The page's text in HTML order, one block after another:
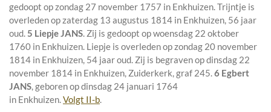
gedoopt op zondag 27 november 1757 in Enkhuizen. Trijntje is
overleden op zaterdag 13 augustus 1814 in Enkhuizen, 56 jaar
oud.5 Liepje JANS. Zij is gedoopt op woensdag 22 oktober
1760 in Enkhuizen. Liepje is overleden op zondag 20 november
1814 in Enkhuizen, 54 jaar oud. Zij is begraven op dinsdag 22
november 1814 in Enkhuizen, Zuiderkerk, graf 245.6 Egbert
JANS, geboren op dinsdag 24 januari 1764
in Enkhuizen.Volgt II-b.